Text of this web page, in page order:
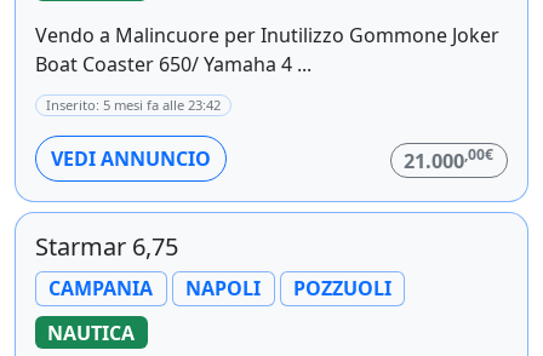
Vendo a Malincuore per Inutilizzo Gommone Joker
Boat Coaster 650/ Yamaha 4 ...
Inserito: 5 mesi fa alle 23:42
VEDI ANNUNCIO 21.000,00€
Starmar 6,75
CAMPANIA NAPOLI
POZZUOLI
NAUTICA